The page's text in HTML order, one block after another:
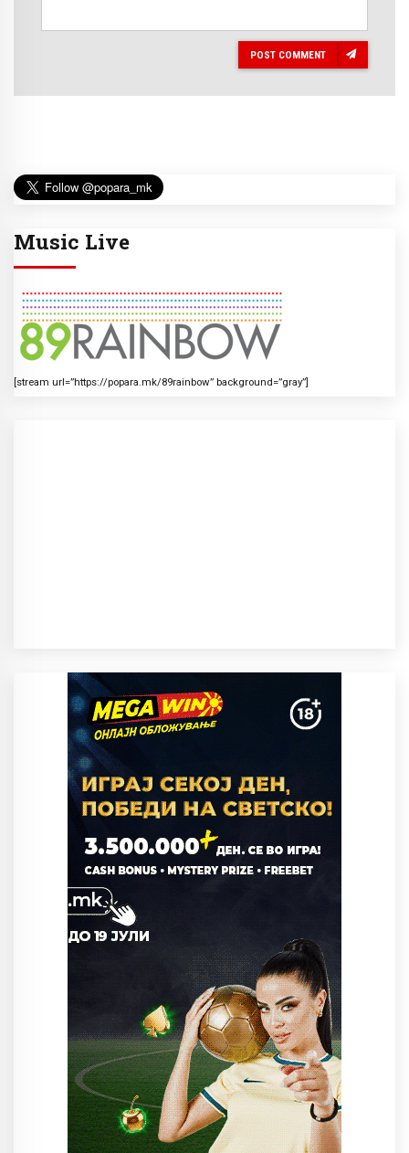
POST COMMENT
Music Live
[stream url=”https://popara.mk/89rainbow” background=”gray”]